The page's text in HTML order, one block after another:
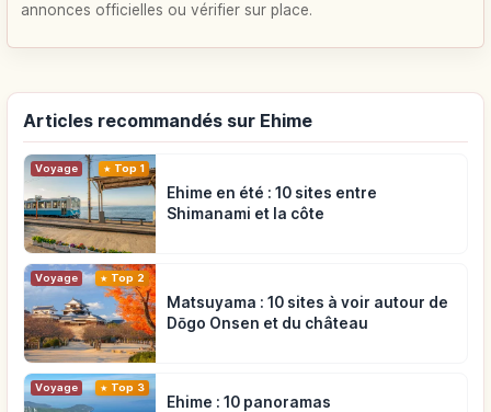
annonces officielles ou vérifier sur place.
Articles recommandés sur Ehime
Voyage Top 1
Ehime en été : 10 sites entre
Shimanami et la côte
Voyage Top 2
Matsuyama : 10 sites à voir autour de
Dōgo Onsen et du château
Voyage Top 3
Ehime : 10 panoramas